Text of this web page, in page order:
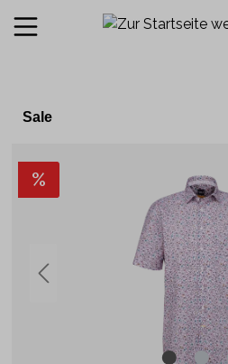
Sale
%